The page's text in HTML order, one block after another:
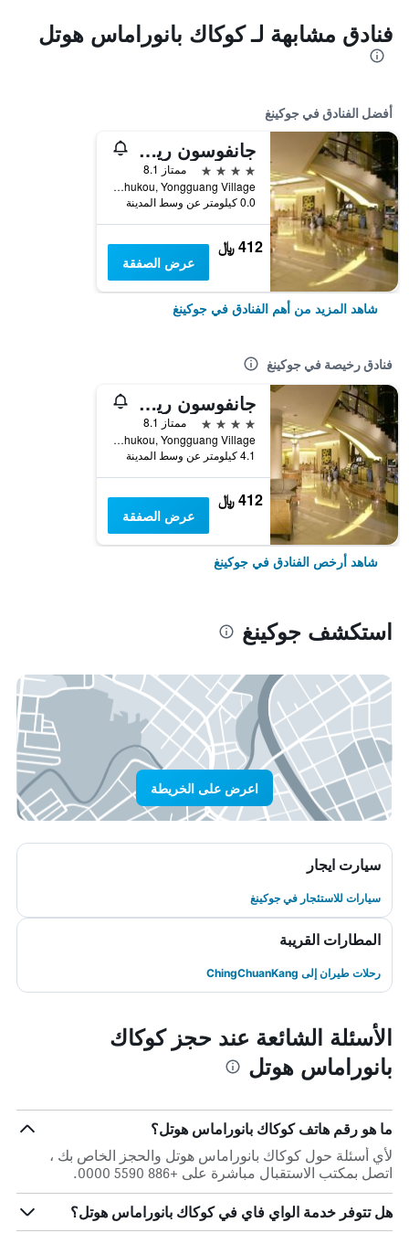
فنادق مشابهة لـ كوكاك بانوراماس هوتل
أفضل الفنادق في جوكينغ
جانفوسون ريزورت هوتل
4 نجوم
ممتاز 8.1
No.67, Danhukou, Yongguang Village, جوكينغ, تايوان
0.0 كيلومتر عن وسط المدينة
412 ﷼
عرض الصفقة
شاهد المزيد من أهم الفنادق في جوكينغ
فنادق رخيصة في جوكينغ
جانفوسون ريزورت هوتل
4 نجوم
ممتاز 8.1
No.67, Danhukou, Yongguang Village, جوكينغ, تايوان
4.1 كيلومتر عن وسط المدينة
412 ﷼
عرض الصفقة
شاهد أرخص الفنادق في جوكينغ
استكشف جوكينغ
اعرض على الخريطة
سيارت ايجار
سيارات للاستئجار في جوكينغ
المطارات القريبة
رحلات طيران إلى ChingChuanKang
الأسئلة الشائعة عند حجز كوكاك
بانوراماس هوتل
ما هو رقم هاتف كوكاك بانوراماس هوتل؟
لأي أسئلة حول كوكاك بانوراماس هوتل والحجز الخاص بك ،
اتصل بمكتب الاستقبال مباشرة على +886 5590 0000.
هل تتوفر خدمة الواي فاي في كوكاك بانوراماس هوتل؟